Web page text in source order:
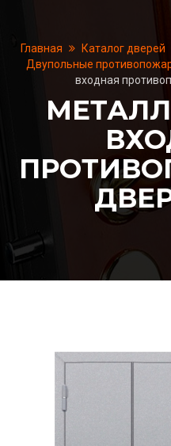
Главная Каталог дверей
Двупольные
входная